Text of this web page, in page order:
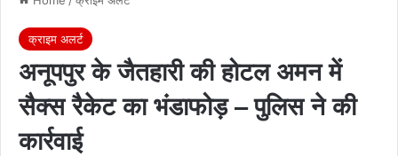
क्राइम अलर्ट
अनूपपुर के जैतहारी की होटल अमन में
सैक्‍स रैकेट का भंडाफोड़ – पुलिस ने की
कार्रवाई